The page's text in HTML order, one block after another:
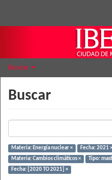
Buscar
Buscar
Materia: Energía nuclear × Fecha: 2021 ×
Materia: Cambios climáticos ×
Tipo:
Fecha: [2020 TO 2021] ×